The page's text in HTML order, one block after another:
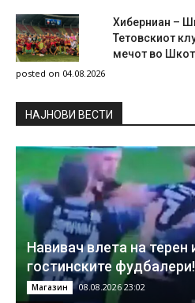
Хиберниан –
Тетовскиот
мечот во
posted on 04.08.2026
НAЈНОВИ ВЕСТИ
Навивач влета на терен
гостинските
Магазин 08.08.2026 23:02